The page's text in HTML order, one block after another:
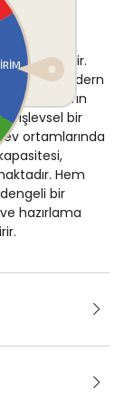
kullanılabilir.
lezzeti modern
işlevsel bir
ev ortamlarında
Hem
bir
hazırlama